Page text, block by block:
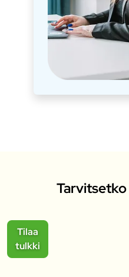
Tilaa
tulkki